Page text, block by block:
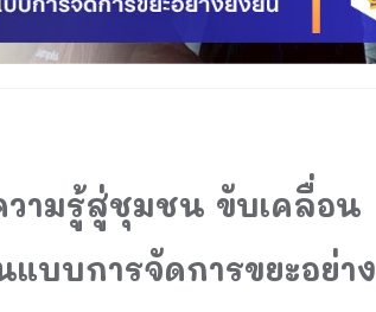
วามรู้สู่ชุมชน ขับเคลื่อน
บบการจัดการขยะอย่าง